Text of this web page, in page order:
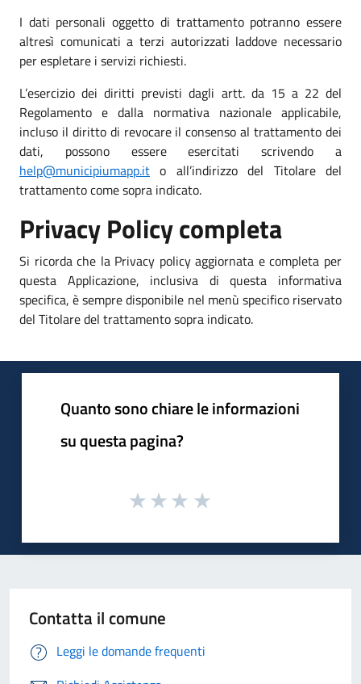
I dati personali oggetto di trattamento potranno essere
altresì comunicati a terzi autorizzati laddove necessario
per espletare i servizi richiesti.
L’esercizio dei diritti previsti dagli artt. da 15 a 22 del
Regolamento e dalla normativa nazionale applicabile,
incluso il diritto di revocare il consenso al trattamento dei
dati, possono essere esercitati scrivendo a
help@municipiumapp.it o all’indirizzo del Titolare del
trattamento come sopra indicato.
Privacy Policy completa
Si ricorda che la Privacy policy aggiornata e completa per
questa Applicazione, inclusiva di questa informativa
specifica, è sempre disponibile nel menù specifico riservato
del Titolare del trattamento sopra indicato.
Quanto sono chiare le informazioni
su questa pagina?
Contatta il comune
Leggi le domande frequenti